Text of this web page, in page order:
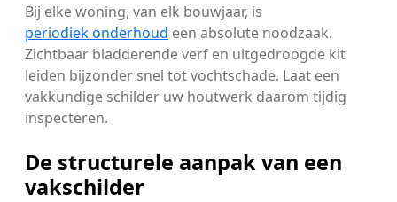
Bij elke woning, van elk bouwjaar, is
periodiek onderhoud een absolute noodzaak.
Zichtbaar bladderende verf en uitgedroogde kit
leiden bijzonder snel tot vochtschade. Laat een
vakkundige schilder uw houtwerk daarom tijdig
inspecteren.
De structurele aanpak van een
vakschilder